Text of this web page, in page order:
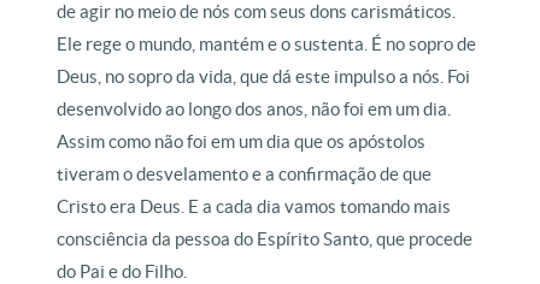
de agir no meio de nós com seus dons carismáticos.
Ele rege o mundo, mantém e o sustenta. É no sopro de
Deus, no sopro da vida, que dá este impulso a nós. Foi
desenvolvido ao longo dos anos, não foi em um dia.
Assim como não foi em um dia que os apóstolos
tiveram o desvelamento e a confirmação de que
Cristo era Deus. E a cada dia vamos tomando mais
consciência da pessoa do Espírito Santo, que procede
do Pai e do Filho.